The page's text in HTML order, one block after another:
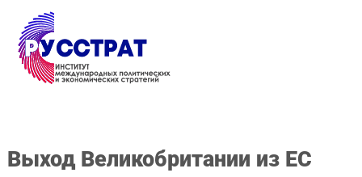
Перейти к основному содержанию
Выход Великобритании из ЕС